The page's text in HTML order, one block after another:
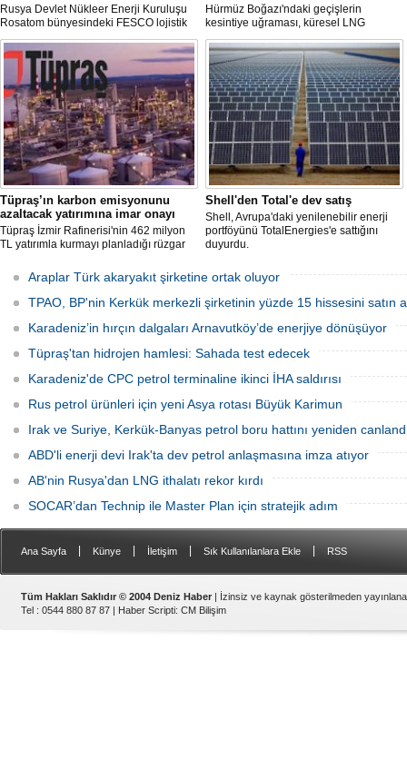
Rusya Devlet Nükleer Enerji Kuruluşu
Rosatom bünyesindeki FESCO lojistik
şirketi, Karadeniz üzerinden yapılacak
sevkiyatlara ilişkin yeni taleplerin
kabulünü geçici olarak durdurdu.
Hürmüz Boğazı'ndaki geçişlerin
kesintiye uğraması, küresel LNG
arzında aksamalara yol açarken sefer
sürelerini uzattı ve gemi kiralama ile
deniz yakıtı maliyetlerini 2022 enerji
krizinden bu yana en yüksek seviyelere
çıkardı.
Tüpraş’ın karbon emisyonunu
azaltacak yatırımına imar onayı
Tüpraş İzmir Rafinerisi'nin 462 milyon
TL yatırımla kurmayı planladığı rüzgar
nazım ve uygulama imar planı
değişiklikleri Çevre, Şehircilik ve İklim
Değişikliği Bakanlığı tarafından
Shell'den Total'e dev satış
Shell, Avrupa'daki yenilenebilir enerji
portföyünü TotalEnergies'e sattığını
duyurdu.
Araplar Türk akaryakıt şirketine ortak oluyor
TPAO, BP'nin Kerkük merkezli şirketinin yüzde 15 hissesini satın
Karadeniz’in hırçın dalgaları Arnavutköy’de enerjiye dönüşüyor
Tüpraş'tan hidrojen hamlesi: Sahada test edecek
Karadeniz'de CPC petrol terminaline ikinci İHA saldırısı
Rus petrol ürünleri için yeni Asya rotası Büyük Karimun
Irak ve Suriye, Kerkük-Banyas petrol boru hattını yeniden
ABD'li enerji devi Irak'ta dev petrol anlaşmasına imza atıyor
AB'nin Rusya'dan LNG ithalatı rekor kırdı
SOCAR’dan Technip ile Master Plan için stratejik adım
Ana Sayfa Künye İletişim Sık Kullanılanlara Ekle RSS
Tüm Hakları Saklıdır © 2004 Deniz Haber | İzinsiz ve kaynak gösterilmeden
Tel : 0544 880 87 87 | Haber Scripti: CM Bilişim